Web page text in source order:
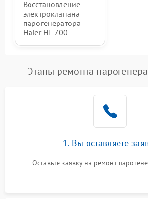
Восстановление
электроклапана
парогенератора
Haier HI-700
Этапы ремонта
1. Вы оставляете
Оставьте заявку на ремонт